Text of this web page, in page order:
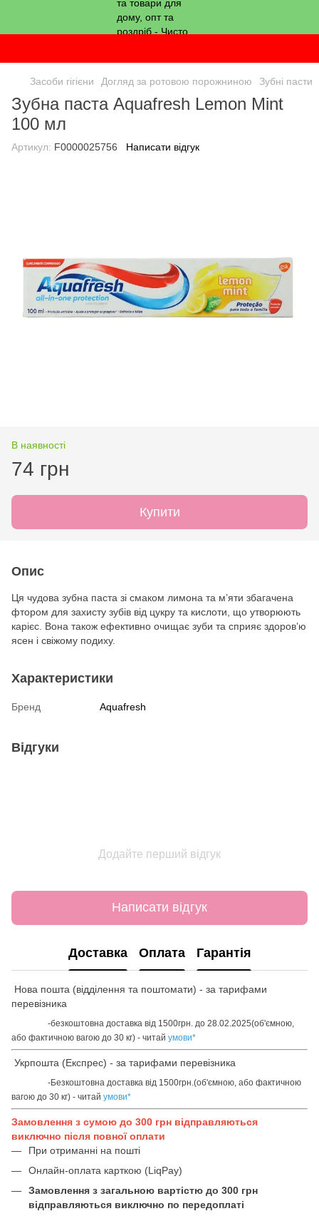
Засоби гігієни Догляд за ротовою порожниною Зубні пасти
Зубна паста Aquafresh Lemon Mint
100 мл
Артикул: F0000025756 Написати відгук
В наявності
74 грн
Купити
Опис
Ця чудова зубна паста зі смаком лимона та м’яти збагачена
фтором для захисту зубів від цукру та кислоти, що утворюють
карієс. Вона також ефективно очищає зуби та сприяє здоров’ю
ясен і свіжому подиху.
Характеристики
Бренд Aquafresh
Відгуки
Додайте перший відгук
Написати відгук
Доставка Оплата Гарантія
Нова пошта (відділення та поштомати) - за тарифами
перевізника
-безкоштовна доставка від 1500грн. до 28.02.2025(об'ємною,
або фактичною вагою до 30 кг) - читай умови*
Укрпошта (Експрес) - за тарифами перевізника
-Безкоштовна доставка від 1500грн.(об'ємною, або фактичною
вагою до 30 кг) - читай умови*
Замовлення з сумою до 300 грн відправляються
виключно після повної оплати
При отриманні на пошті
Онлайн-оплата карткою (LiqPay)
Замовлення з загальною вартістю до 300 грн
відправляються виключно по передоплаті